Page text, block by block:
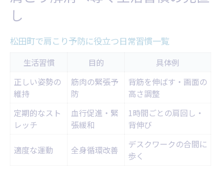
肩こり対策ならセルフケアの継続が鍵
肩こり防止におすすめの散歩コース
自宅でできる肩こり体操のコツ
口コミで話題の肩こり予防ポイント
肩こりが慢性化する主な原因一覧
肩こりと運動不足の関係を解説
し
松田町で肩こり予防に役立つ日常習慣一覧
生活習慣 目的
具体例
正しい姿勢の
維持
筋肉の緊張予
防
背筋を伸ばす・画面の
高さ調整
定期的なスト
レッチ
血行促進・緊
張緩和
1時間ごとの肩回し・
背伸び
適度な運動 全身循環改善
デスクワークの合間に
歩く